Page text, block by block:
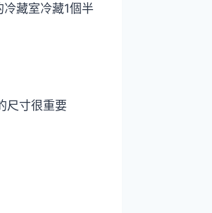
藏室冷藏1個半
尺寸很重要